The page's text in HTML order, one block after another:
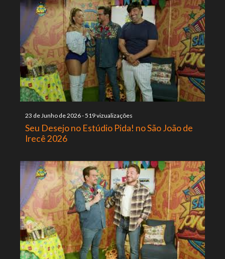
23 de Junho de 2026-519 vizualizações
Seu Desejo no Estúdio Pida! no São João de
Irecê 2026